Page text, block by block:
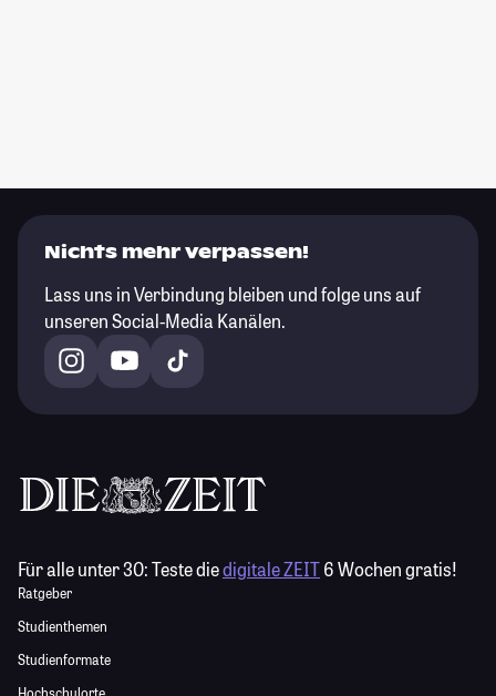
Nichts mehr verpassen!
Lass uns in Verbindung bleiben und folge uns auf
unseren Social-Media Kanälen.
Für alle unter 30:Teste diedigitale ZEIT6 Wochen gratis!
Ratgeber
Studienthemen
Studienformate